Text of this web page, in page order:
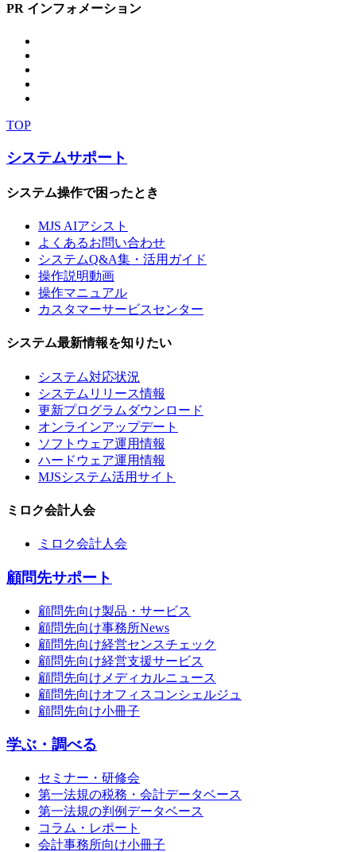
土地の価額は○○○○円とするのが相当であり、過誤納に
ださい提供：株式会社日本ビジネスプラン
PR インフォメーション
TOP
システムサポート
システム操作で困ったとき
MJS AIアシスト
よくあるお問い合わせ
システムQ&A集・活用ガイド
操作説明動画
操作マニュアル
カスタマーサービスセンター
システム最新情報を知りたい
システム対応状況
システムリリース情報
更新プログラムダウンロード
オンラインアップデート
ソフトウェア運用情報
ハードウェア運用情報
MJSシステム活用サイト
ミロク会計人会
ミロク会計人会
顧問先サポート
顧問先向け製品・サービス
顧問先向け事務所News
顧問先向け経営センスチェック
顧問先向け経営支援サービス
顧問先向けメディカルニュース
顧問先向けオフィスコンシェルジュ
顧問先向け小冊子
学ぶ・調べる
セミナー・研修会
第一法規の税務・会計データベース
第一法規の判例データベース
コラム・レポート
会計事務所向け小冊子